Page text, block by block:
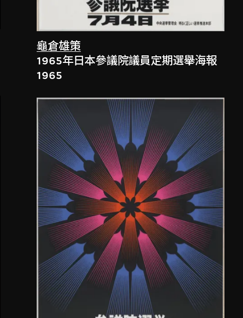
龜倉雄策
1965年日本參議院議員定期選舉海報
1965